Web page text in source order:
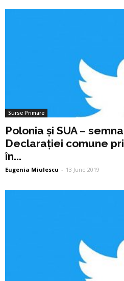
Surse Primare
Polonia și SUA –
Declarației comune
în...
Eugenia Miulescu - 13 June 2019